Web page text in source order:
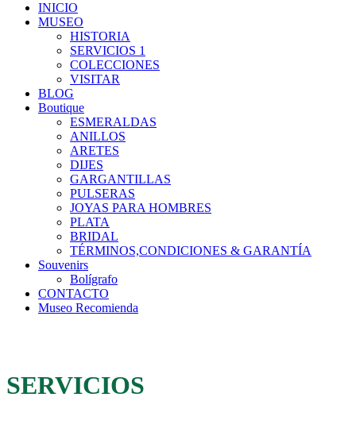
INICIO
MUSEO
HISTORIA
SERVICIOS 1
COLECCIONES
VISITAR
BLOG
Boutique
ESMERALDAS
ANILLOS
ARETES
DIJES
GARGANTILLAS
PULSERAS
JOYAS PARA HOMBRES
PLATA
BRIDAL
TÉRMINOS,CONDICIONES & GARANTÍA
Souvenirs
Bolígrafo
CONTACTO
Museo Recomienda
SERVICIOS